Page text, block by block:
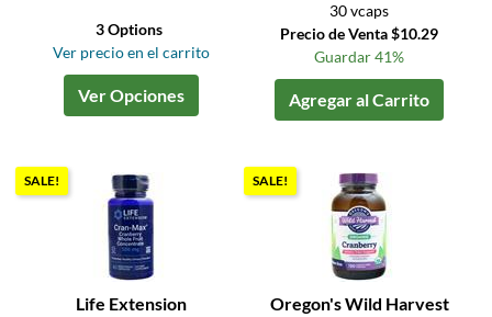
3 Options
Ver precio en el carrito
Ver Opciones
30 vcaps
Precio de Venta $10.29
Guardar 41%
Agregar al Carrito
SALE!
Life Extension
SALE!
Oregon's Wild Harvest